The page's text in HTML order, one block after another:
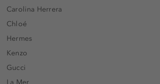
Carolina Herrera
Chloé
Hermes
Kenzo
Gucci